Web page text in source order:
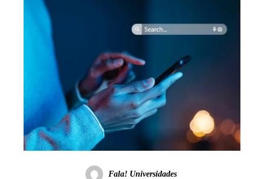
Fala! Universidades